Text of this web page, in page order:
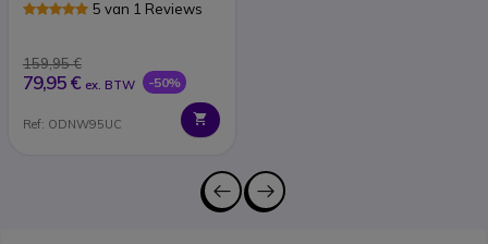
5 van 1 Reviews
159,95 €
79,95 € ex. BTW -50%
Ref: ODNW95UC